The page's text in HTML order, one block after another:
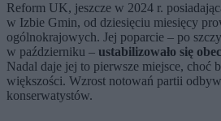
Reform UK, jeszcze w 2024 r.
w Izbie Gmin, od dziesięciu miesięcy
ogólnokrajowych. Jej poparcie – po
w październiku – ustabilizowało się
Nadal daje jej to pierwsze miejsce, choć
większości. Wzrost notowań partii
konserwatystów.